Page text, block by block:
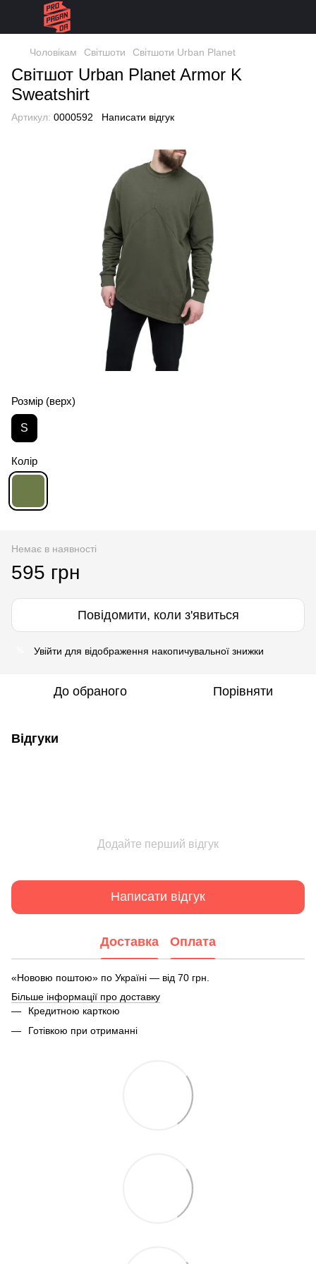
Чоловікам Світшоти Світшоти Urban Planet
Світшот Urban Planet Armor K
Sweatshirt
Артикул: 0000592 Написати відгук
Розмір (верх)
S
Колір
Немає в наявності
595 грн
Повідомити, коли з'явиться
Увійти для відображення накопичувальної знижки
До обраного Порівняти
Відгуки
Додайте перший відгук
Написати відгук
Доставка Оплата
«Нововю поштою» по Україні — від 70 грн.
Більше інформації про доставку
Кредитною карткою
Готівкою при отриманні